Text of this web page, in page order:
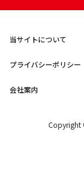
当サイトについて
プライバシーポリシー
会社案内
Copyright